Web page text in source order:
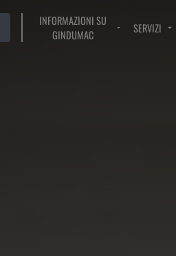
INFORMAZIONI SU
GINDUMAC
SERVIZI